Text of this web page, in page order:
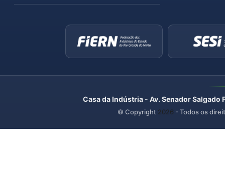
Casa da Indústria - Av. Senador
© Copyright 2026 - Todos os